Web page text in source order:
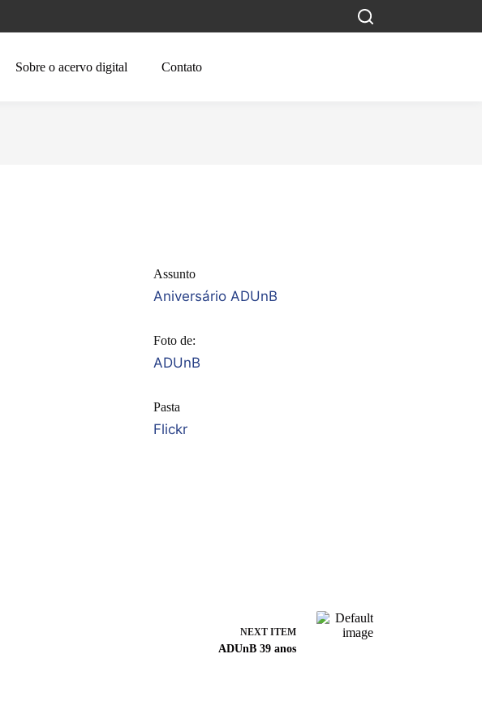
Sobre o acervo digital Contato
Assunto
Aniversário ADUnB
Foto de:
ADUnB
Pasta
Flickr
NEXT ITEM
ADUnB 39 anos